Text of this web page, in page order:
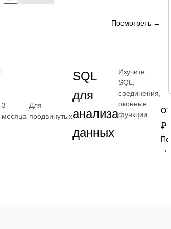
Посмотреть →
НАВЫК
3
месяца
·
Для
продвинутых
SQL
для
анализа
данных
Изучите
SQL,
соединения,
оконные
функции
₽
→